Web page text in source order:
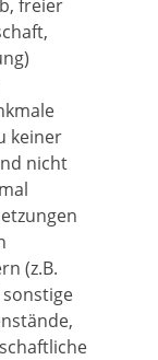
freier
keiner
nicht
(z.B.